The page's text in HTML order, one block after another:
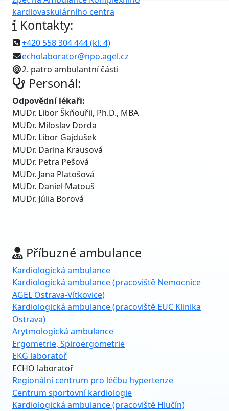
kardiovaskulárního centra
Kontakty:
+420 558 304 444 (kl. 4)
echolaborator@npo.agel.cz
2. patro ambulantní části
Personál:
Odpovědní lékaři:
MUDr. Libor Škňouřil, Ph.D., MBA
MUDr. Miloslav Dorda
MUDr. Libor Gajdušek
MUDr. Darina Krausová
MUDr. Petra Pešová
MUDr. Jana Platošová
MUDr. Daniel Matouš
MUDr. Júlia Borová
Příbuzné ambulance
Kardiologická ambulance
Kardiologická ambulance (pracoviště Nemocnice
AGEL Ostrava-Vítkovice)
Kardiologická ambulance (pracoviště EUC Klinika
Ostrava)
Arytmologická ambulance
Ergometrie, Spiroergometrie
EKG laboratoř
ECHO laboratoř
Regionální centrum pro léčbu hypertenze
Centrum sportovní kardiologie
Kardiologická ambulance (pracoviště Hlučín)